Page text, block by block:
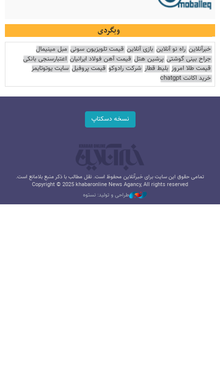
وبگردی
خبرآنلاین راه نو آنلاین بازی آنلاین قیمت تلویزیون سونی مبل مینیمال
جراح بینی گوشتی پرشین هتل قیمت آهن فولاد ایرانیان اعتبارسنجی بانکی
قیمت طلا امروز بلیط قطار شرکت رادوکو قیمت پروفیل سایت یوتوتایمز
خرید اکانت chatgpt
نسخه دسکتاپ
تمامی حقوق این سایت برای خبرآنلاین محفوظ است. نقل مطالب با ذکر منبع بلامانع است.
Copyright © 2025 khabaronline News Agancy, All rights reserved
طراحی و تولید: نستوه